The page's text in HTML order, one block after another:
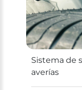
Sistema de
averías